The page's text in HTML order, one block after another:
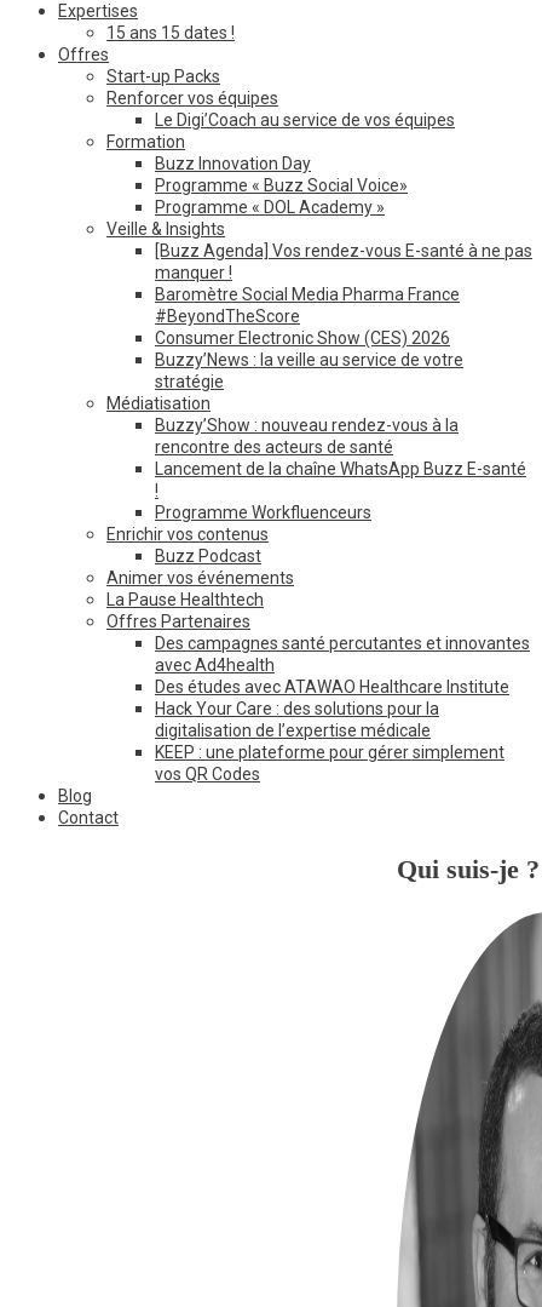
Expertises
15 ans 15 dates !
Offres
Start-up Packs
Renforcer vos équipes
Le Digi’Coach au service de vos équipes
Formation
Buzz Innovation Day
Programme « Buzz Social Voice»
Programme « DOL Academy »
Veille & Insights
[Buzz Agenda] Vos rendez-vous E-santé à ne pas
manquer !
Baromètre Social Media Pharma France
#BeyondTheScore
Consumer Electronic Show (CES) 2026
Buzzy’News : la veille au service de votre
stratégie
Médiatisation
Buzzy’Show : nouveau rendez-vous à la
rencontre des acteurs de santé
Lancement de la chaîne WhatsApp Buzz E-santé
!
Programme Workfluenceurs
Enrichir vos contenus
Buzz Podcast
Animer vos événements
La Pause Healthtech
Offres Partenaires
Des campagnes santé percutantes et innovantes
avec Ad4health
Des études avec ATAWAO Healthcare Institute
Hack Your Care : des solutions pour la
digitalisation de l’expertise médicale
KEEP : une plateforme pour gérer simplement
vos QR Codes
Blog
Contact
Qui suis-je ?